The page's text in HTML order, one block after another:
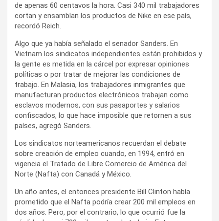
de apenas 60 centavos la hora. Casi 340 mil trabajadores
cortan y ensamblan los productos de Nike en ese país,
recordó Reich.
Algo que ya había señalado el senador Sanders. En
Vietnam los sindicatos independientes están prohibidos y
la gente es metida en la cárcel por expresar opiniones
políticas o por tratar de mejorar las condiciones de
trabajo. En Malasia, los trabajadores inmigrantes que
manufacturan productos electrónicos trabajan como
esclavos modernos, con sus pasaportes y salarios
confiscados, lo que hace imposible que retornen a sus
países, agregó Sanders.
Los sindicatos norteamericanos recuerdan el debate
sobre creación de empleo cuando, en 1994, entró en
vigencia el Tratado de Libre Comercio de América del
Norte (Nafta) con Canadá y México.
Un año antes, el entonces presidente Bill Clinton había
prometido que el Nafta podría crear 200 mil empleos en
dos años. Pero, por el contrario, lo que ocurrió fue la